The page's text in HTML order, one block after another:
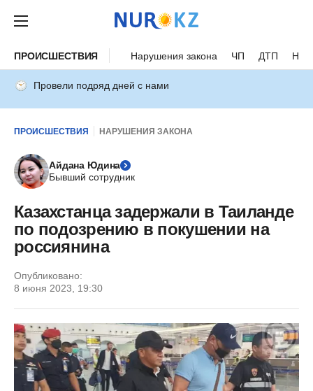
ПРОИСШЕСТВИЯ Нарушения закона ЧП ДТП
Провели подряд дней с нами
ПРОИСШЕСТВИЯ НАРУШЕНИЯ ЗАКОНА
Айдана Юдина
Бывший сотрудник
Казахстанца задержали в Таиланде
по подозрению в покушении на
россиянина
Опубликовано:
8 июня 2023, 19:30